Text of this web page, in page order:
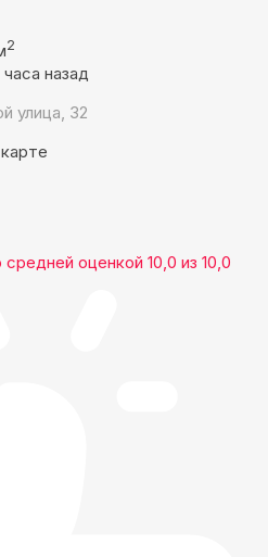
2
назад
улица, 32
средней оценкой 10,0 из 10,0